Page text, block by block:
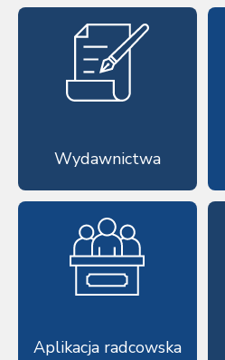
Wydawnictwa
Aplikacja radcowska